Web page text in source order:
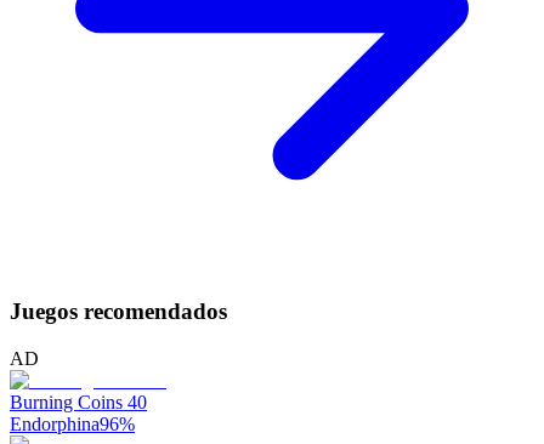
Juegos recomendados
AD
Burning Coins 40
Endorphina96%